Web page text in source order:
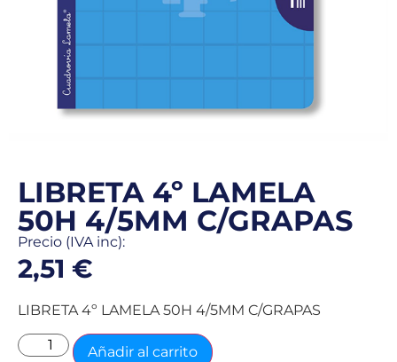
LIBRETA 4º LAMELA
50H 4/5MM C/GRAPAS
Precio (IVA inc):
2,51 €
LIBRETA 4º LAMELA 50H 4/5MM C/GRAPAS
Añadir al carrito